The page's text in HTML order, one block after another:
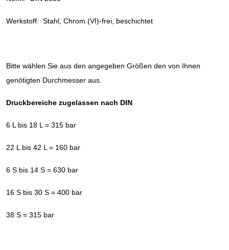
Werkstoff: Stahl, Chrom (VI)-frei, beschichtet
Bitte wählen Sie aus den angegeben Größen den von Ihnen
genötigten Durchmesser aus.
Druckbereiche zugelassen nach DIN
6 L bis 18 L = 315 bar
22 L bis 42 L = 160 bar
6 S bis 14 S = 630 bar
16 S bis 30 S = 400 bar
38 S = 315 bar